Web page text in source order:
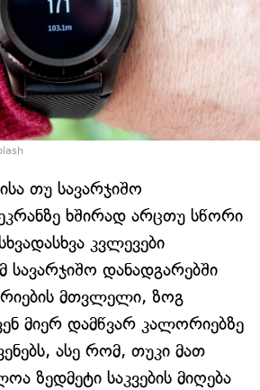
თუ სავარჯიშო
ხშირად არცთუ სწორი
კვლევები
სავარჯიშო დანადგარებში
მთვლელი, ზოგ
მიერ დამწვარ კალორიებზე
ასე რომ, თუკი მათ
ზედმეტი საკვების მიღება